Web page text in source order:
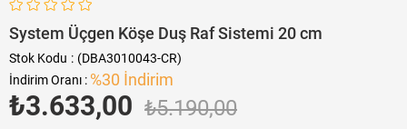
System Üçgen Köşe Duş Raf Sistemi 20 cm
Stok Kodu
(DBA3010043-CR)
İndirim Oranı : %30 İndirim
₺5.190,00
₺3.633,00